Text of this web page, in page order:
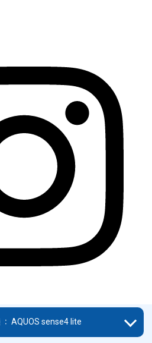
AQUOS sense4 lite